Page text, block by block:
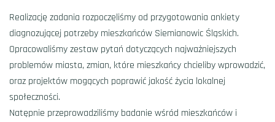
Realizację zadania rozpoczęliśmy od przygotowania ankiety
diagnozującej potrzeby mieszkańców Siemianowic Śląskich.
Opracowaliśmy zestaw pytań dotyczących najważniejszych
problemów miasta, zmian, które mieszkańcy chcieliby wprowadzić,
oraz projektów mogących poprawić jakość życia lokalnej
społeczności.
Natępnie przeprowadziliśmy badanie wśród mieszkańców i